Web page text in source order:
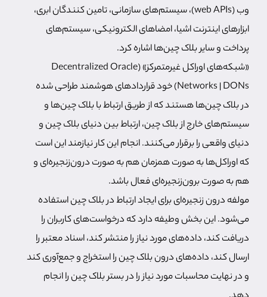
وب (web APIs)، سیستم‌های سازمانی، تامین کنندگان ابری،
ابزارهای اینترنت اشیا، امضاهای الکترونیکی، سیستم‌های
پرداخت و سایر بلاک چین‌ها اشاره کرد.
«شبکه‌های اوراکل غیرمتمرکز» (Decentralized Oracle
Networks | DONs) خود قراردادهای هوشمند طراحی شده
در بلاک چین‌ها هستند که از طریق ارتباط با بلاک چین‌ها و
سیستم‌های خارج از بلاک چین، ارتباط بین دنیای بلاک چین و
دنیای واقعی را برقرار می‌کنند. انجام این کار نیازمند این است
که اوراکل‌ها به صورت همزمان هم به صورت درون‌زنجیره‌ای و
هم به صورت برون‌زنجیره‌ای فعال باشد.
مولفه درون زنجیره‌ای برای ایجاد ارتباط در بلاک چین استفاده
می‌شود. این بخش وطیفه دارد که درخواست‌های کاربران را
دریافت کند، داده‌های مورد نیاز را منتشر کند، اسناد معتبر را
ارسال کند، داده‌های درون بلاک چین را استخراج و جمع‌آوری کند
و در نهایت محاسبات مورد نیاز را در بستر بلاک چین را انجام